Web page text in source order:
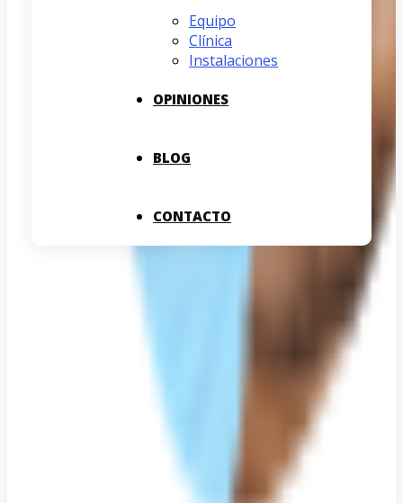
Equipo
Clínica
Instalaciones
OPINIONES
BLOG
CONTACTO